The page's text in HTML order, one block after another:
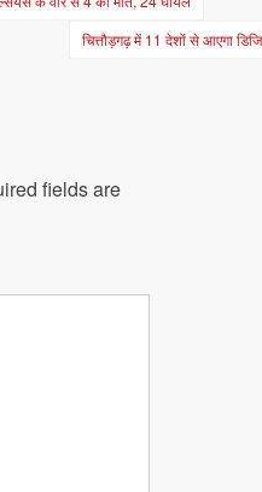
चित्तौड़गढ़ में 11 देशों से आएगा
fields are